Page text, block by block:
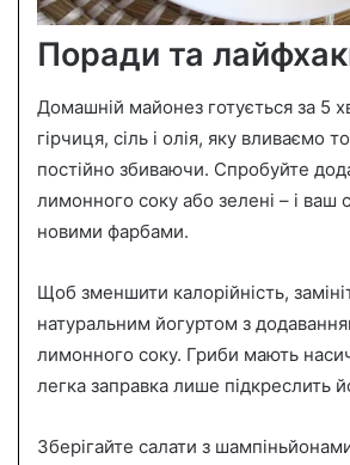
Поради та
Домашній майонез готується за 5
гірчиця, сіль і олія, яку вливаємо
постійно збиваючи. Спробуйте
лимонного соку або зелені – і ваш
новими фарбами.
Щоб зменшити калорійність,
натуральним йогуртом з
лимонного соку. Гриби мають
легка заправка лише підкреслить
Зберігайте салати з